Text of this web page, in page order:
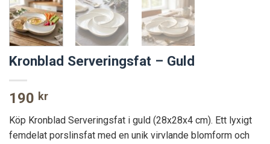
Kronblad Serveringsfat – Guld
190 kr
Köp Kronblad Serveringsfat i guld (28x28x4 cm). Ett lyxigt
femdelat porslinsfat med en unik virvlande blomform och